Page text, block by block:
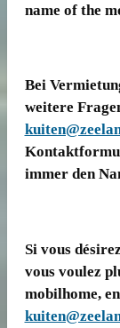
name of the
Bei
weitere
immer den
Si vous
vous voulez
mobilhome,